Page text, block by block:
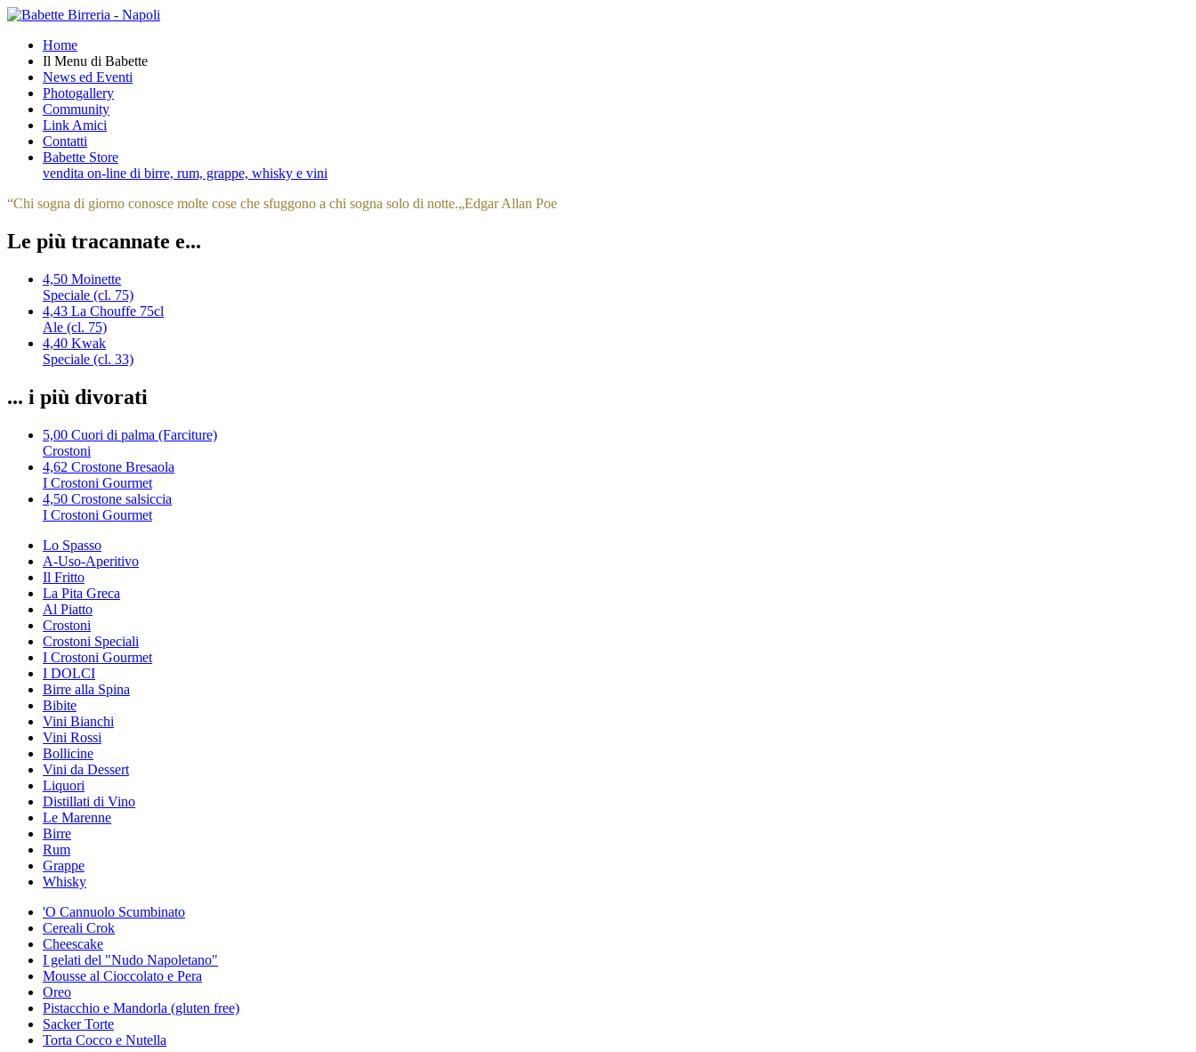
Home
Il Menu di Babette
News ed Eventi
Photogallery
Community
Link Amici
Contatti
Babette Store
vendita on-line di birre, rum, grappe, whisky e vini
“Chi sogna di giorno conosce molte cose che sfuggono a chi sogna solo di notte.„Edgar Allan Poe
Le più tracannate e...
4,50 Moinette
Speciale (cl. 75)
4,43 La Chouffe 75cl
Ale (cl. 75)
4,40 Kwak
Speciale (cl. 33)
... i più divorati
5,00 Cuori di palma (Farciture)
Crostoni
4,62 Crostone Bresaola
I Crostoni Gourmet
4,50 Crostone salsiccia
I Crostoni Gourmet
Lo Spasso
A-Uso-Aperitivo
Il Fritto
La Pita Greca
Al Piatto
Crostoni
Crostoni Speciali
I Crostoni Gourmet
I DOLCI
Birre alla Spina
Bibite
Vini Bianchi
Vini Rossi
Bollicine
Vini da Dessert
Liquori
Distillati di Vino
Le Marenne
Birre
Rum
Grappe
Whisky
'O Cannuolo Scumbinato
Cereali Crok
Cheescake
I gelati del "Nudo Napoletano"
Mousse al Cioccolato e Pera
Oreo
Pistacchio e Mandorla (gluten free)
Sacker Torte
Torta Cocco e Nutella